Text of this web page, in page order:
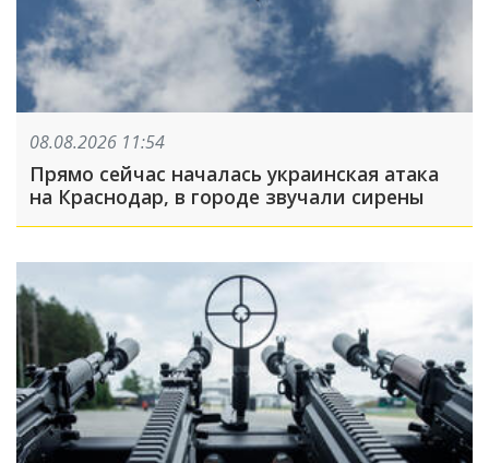
08.08.2026 11:54
Прямо сейчас началась украинская атака
на Краснодар, в городе звучали сирены